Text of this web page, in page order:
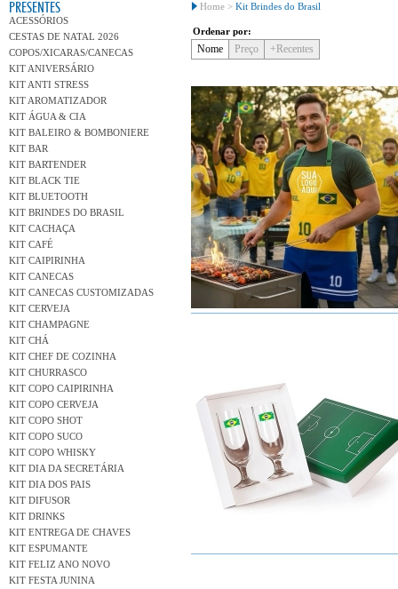
PRESENTES
ACESSÓRIOS
CESTAS DE NATAL 2026
COPOS/XICARAS/CANECAS
KIT ANIVERSÁRIO
KIT ANTI STRESS
KIT AROMATIZADOR
KIT ÁGUA & CIA
KIT BALEIRO & BOMBONIERE
KIT BAR
KIT BARTENDER
KIT BLACK TIE
KIT BLUETOOTH
KIT BRINDES DO BRASIL
KIT CACHAÇA
KIT CAFÉ
KIT CAIPIRINHA
KIT CANECAS
KIT CANECAS CUSTOMIZADAS
KIT CERVEJA
KIT CHAMPAGNE
KIT CHÁ
KIT CHEF DE COZINHA
KIT CHURRASCO
KIT COPO CAIPIRINHA
KIT COPO CERVEJA
KIT COPO SHOT
KIT COPO SUCO
KIT COPO WHISKY
KIT DIA DA SECRETÁRIA
KIT DIA DOS PAIS
KIT DIFUSOR
KIT DRINKS
KIT ENTREGA DE CHAVES
KIT ESPUMANTE
KIT FELIZ ANO NOVO
KIT FESTA JUNINA
Home > Kit Brindes do Brasil
Ordenar por:
Nome Preço +Recentes